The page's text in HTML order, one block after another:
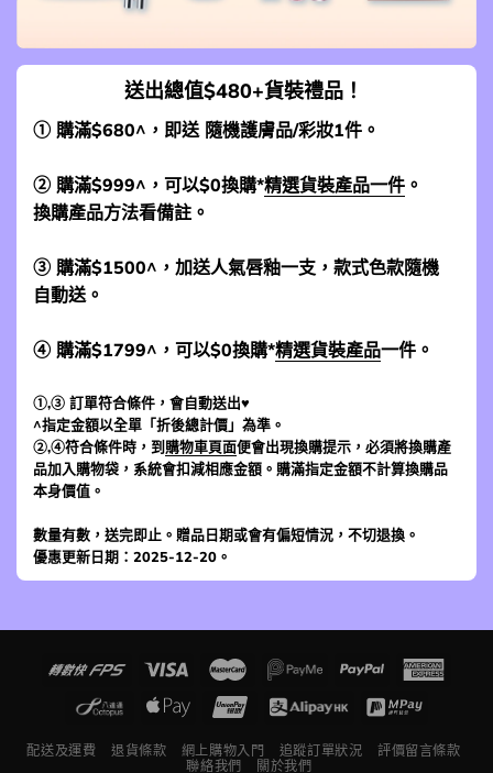
送出總值$480+貨裝禮品！
① 購滿$680^，即送 隨機護膚品/彩妝1件。
② 購滿$999^，可以$0換購*精選貨裝產品一件 。
換購產品方法看備註。
③ 購滿$1500^，加送人氣唇釉一支，款式色款隨機
自動送。
④ 購滿$1799^，可以$0換購*精選貨裝產品一件。
①,③ 訂單符合條件，會自動送出♥
^指定金額以全單「折後總計價」為準。
②,④符合條件時，到 購物車頁面便會出現換購提示，必須將換購產
品加入購物袋，系統會扣減相應金額。購滿指定金額不計算換購品
本身價值。
數量有數，送完即止。贈品日期或會有偏短情況，不切退換。
優惠更新日期：2025-12-20。
配送及運費 退貨條款 網上購物入門 追蹤訂單狀況
評價留言條款
聯絡我們
關於我們